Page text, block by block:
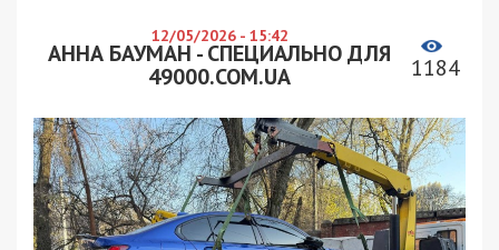
12/05/2026 - 15:42
АННА БАУМАН - СПЕЦИАЛЬНО ДЛЯ
49000.COM.UA
1184